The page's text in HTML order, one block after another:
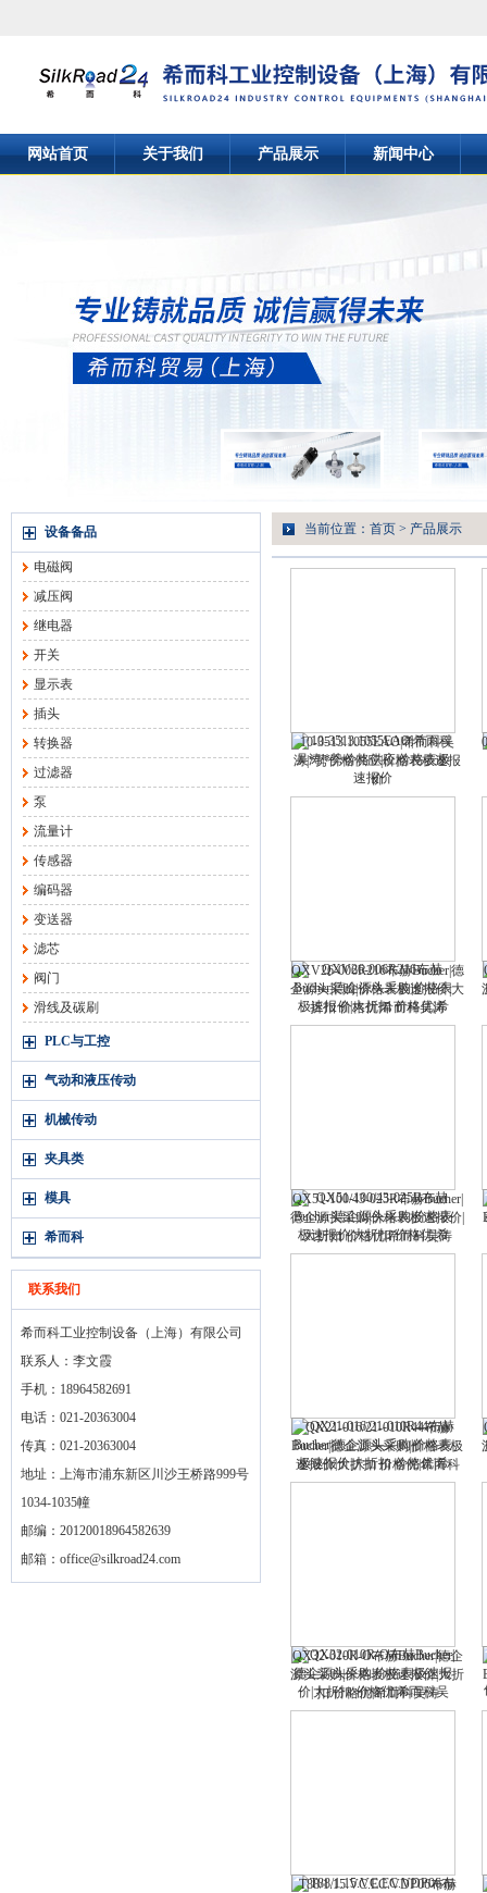
网站首页 关于我们 产品展示 新闻中心
设备备品
电磁阀
减压阀
继电器
开关
显示表
插头
转换器
过滤器
泵
流量计
传感器
编码器
变送器
滤芯
阀门
滑线及碳刷
PLC与工控
气动和液压传动
机械传动
夹具类
模具
希而科
联系我们
希而科工业控制设备（上海）有限公司
联系人：李文霞
手机：18964582691
电话：021-20363004
传真：021-20363004
地址：上海市浦东新区川沙王桥路999号
1034-1035幢
邮编：20120018964582639
邮箱： office@silkroad24.com
当前位置： 首页 > 产品展示
10-3513.1055EAO|希而科吴
涛|*势价格供应|价格表极速报
价
QXV26-006R216布赫Bucher|德
企源头采购|价格表极速报价|大
折扣 价格优|希而科吴涛
QX51-100/43-025R布赫Bucher|
德企源头采购|价格表极速报价|
大折扣 价格优|希而科吴涛
QX21-016/21-010R44布赫
Bucher|德企源头采购|价格表极
速报价|大折扣 价格优|希而科
吴涛
QX32-010R-O布赫Bucher|德企
源头采购|价格表极速报价|大折
扣 价格优|希而科吴涛
T88/1.15.VC.EC.VDP06布赫